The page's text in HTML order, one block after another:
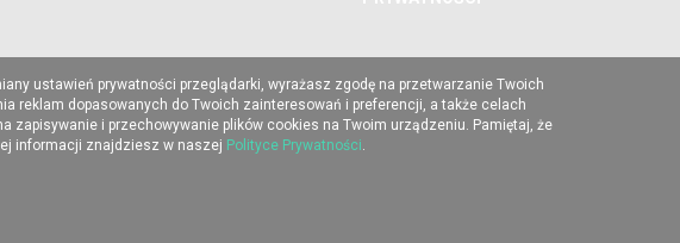
ustawień prywatności przeglądarki, wyrażasz zgodę na przetwarzanie Twoich
reklam dopasowanych do Twoich zainteresowań i preferencji, a także celach
zapisywanie i przechowywanie plików cookies na Twoim urządzeniu. Pamiętaj, że
informacji znajdziesz w naszej Polityce Prywatności.